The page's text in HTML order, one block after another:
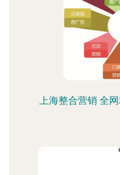
上海整合营销 全